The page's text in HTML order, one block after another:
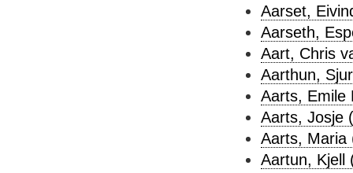
Aarset,
Aarseth,
Aart, Chris
Aarthun,
Aarts, Emile
Aarts, Josje
Aarts, Maria
Aartun, Kjell